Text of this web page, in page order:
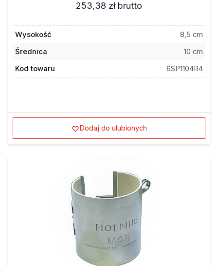
253,38 zł brutto
Wysokość
8,5 cm
Średnica
10 cm
Kod towaru
6SP1104R4
Dodaj do ulubionych